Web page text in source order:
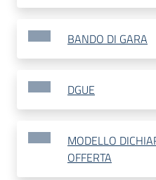
BANDO DI GARA
DGUE
MODELLO
OFFERTA